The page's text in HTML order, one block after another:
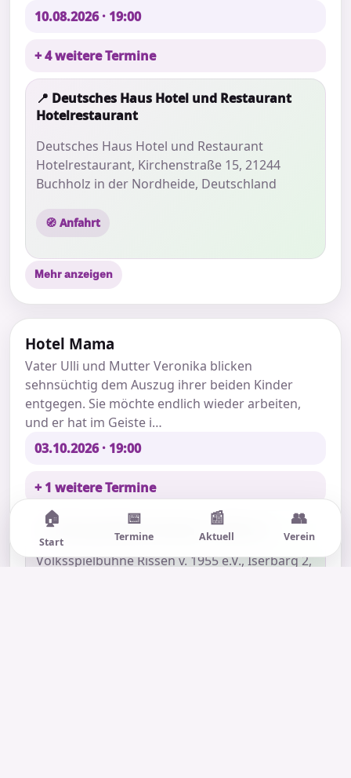
10.08.2026 · 19:00
+ 4 weitere Termine
📍 Deutsches Haus Hotel und Restaurant
Hotelrestaurant
Deutsches Haus Hotel und Restaurant
Hotelrestaurant, Kirchenstraße 15, 21244
Buchholz in der Nordheide, Deutschland
🧭 Anfahrt
Mehr anzeigen
Hotel Mama
Vater Ulli und Mutter Veronika blicken
sehnsüchtig dem Auszug ihrer beiden Kinder
entgegen. Sie möchte endlich wieder arbeiten,
und er hat im Geiste i…
03.10.2026 · 19:00
+ 1 weitere Termine
📍 Volksspielbühne Rissen v. 1955 e.V.
Volksspielbühne Rissen v. 1955 e.V., Iserbarg 2,
🏠
Start
📅
Termine
📰
Aktuell
👥
Verein